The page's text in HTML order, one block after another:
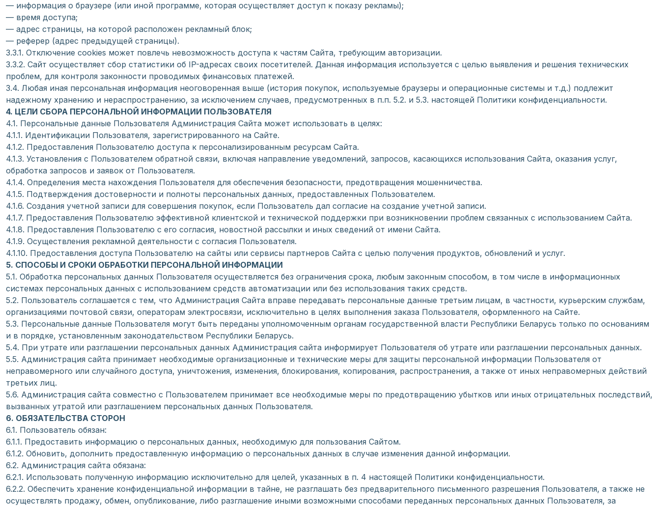
— информация о браузере (или иной программе, которая осуществляет доступ к показу рекламы);
— время доступа;
— адрес страницы, на которой расположен рекламный блок;
— реферер (адрес предыдущей страницы).
3.3.1. Отключение cookies может повлечь невозможность доступа к частям Сайта, требующим авторизации.
3.3.2. Сайт осуществляет сбор статистики об IP-адресах своих посетителей. Данная информация используется с целью выявления и решения технических
проблем, для контроля законности проводимых финансовых платежей.
3.4. Любая иная персональная информация неоговоренная выше (история покупок, используемые браузеры и операционные системы и т.д.) подлежит
надежному хранению и нераспространению, за исключением случаев, предусмотренных в п.п. 5.2. и 5.3. настоящей Политики конфиденциальности.
4. ЦЕЛИ СБОРА ПЕРСОНАЛЬНОЙ ИНФОРМАЦИИ ПОЛЬЗОВАТЕЛЯ
4.1. Персональные данные Пользователя Администрация Сайта может использовать в целях:
4.1.1. Идентификации Пользователя, зарегистрированного на Сайте.
4.1.2. Предоставления Пользователю доступа к персонализированным ресурсам Сайта.
4.1.3. Установления с Пользователем обратной связи, включая направление уведомлений, запросов, касающихся использования Сайта, оказания услуг,
обработка запросов и заявок от Пользователя.
4.1.4. Определения места нахождения Пользователя для обеспечения безопасности, предотвращения мошенничества.
4.1.5. Подтверждения достоверности и полноты персональных данных, предоставленных Пользователем.
4.1.6. Создания учетной записи для совершения покупок, если Пользователь дал согласие на создание учетной записи.
4.1.7. Предоставления Пользователю эффективной клиентской и технической поддержки при возникновении проблем связанных с использованием Сайта.
4.1.8. Предоставления Пользователю с его согласия, новостной рассылки и иных сведений от имени Сайта.
4.1.9. Осуществления рекламной деятельности с согласия Пользователя.
4.1.10. Предоставления доступа Пользователю на сайты или сервисы партнеров Сайта с целью получения продуктов, обновлений и услуг.
5. СПОСОБЫ И СРОКИ ОБРАБОТКИ ПЕРСОНАЛЬНОЙ ИНФОРМАЦИИ
5.1. Обработка персональных данных Пользователя осуществляется без ограничения срока, любым законным способом, в том числе в информационных
системах персональных данных с использованием средств автоматизации или без использования таких средств.
5.2. Пользователь соглашается с тем, что Администрация Сайта вправе передавать персональные данные третьим лицам, в частности, курьерским службам,
организациями почтовой связи, операторам электросвязи, исключительно в целях выполнения заказа Пользователя, оформленного на Сайте.
5.3. Персональные данные Пользователя могут быть переданы уполномоченным органам государственной власти Республики Беларусь только по основаниям
и в порядке, установленным законодательством Республики Беларусь.
5.4. При утрате или разглашении персональных данных Администрация сайта информирует Пользователя об утрате или разглашении персональных данных.
5.5. Администрация сайта принимает необходимые организационные и технические меры для защиты персональной информации Пользователя от
неправомерного или случайного доступа, уничтожения, изменения, блокирования, копирования, распространения, а также от иных неправомерных действий
третьих лиц.
5.6. Администрация сайта совместно с Пользователем принимает все необходимые меры по предотвращению убытков или иных отрицательных последствий,
вызванных утратой или разглашением персональных данных Пользователя.
6. ОБЯЗАТЕЛЬСТВА СТОРОН
6.1. Пользователь обязан:
6.1.1. Предоставить информацию о персональных данных, необходимую для пользования Сайтом.
6.1.2. Обновить, дополнить предоставленную информацию о персональных данных в случае изменения данной информации.
6.2. Администрация сайта обязана:
6.2.1. Использовать полученную информацию исключительно для целей, указанных в п. 4 настоящей Политики конфиденциальности.
6.2.2. Обеспечить хранение конфиденциальной информации в тайне, не разглашать без предварительного письменного разрешения Пользователя, а также не
осуществлять продажу, обмен, опубликование, либо разглашение иными возможными способами переданных персональных данных Пользователя, за